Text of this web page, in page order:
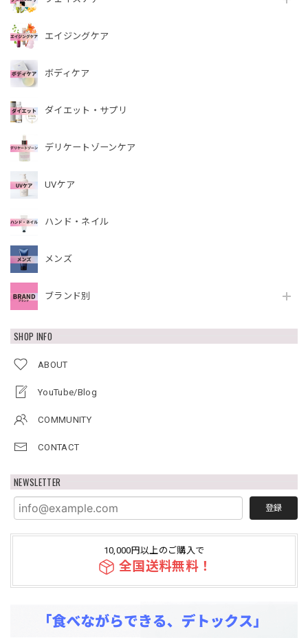
エイジングケア
ボディケア
ダイエット・サプリ
デリケートゾーンケア
UVケア
ハンド・ネイル
メンズ
ブランド別
SHOP INFO
ABOUT
YouTube/Blog
COMMUNITY
CONTACT
NEWSLETTER
登録
10,000円以上のご購入で
全国送料無料！